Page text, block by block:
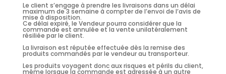
Le client s’engage à prendre les livraisons dans un délai
maximum de 3 semaine à compter de l’envoi de l’avis de
mise à disposition.
Ce délai expiré, le Vendeur pourra considérer que la
commande est annulée et la vente unilatéralement
résiliée par le client.
La livraison est réputée effectuée dès la remise des
produits commandés par le vendeur au transporteur.
Les produits voyagent donc aux risques et périls du client,
même lorsque la commande est adressée à un autre